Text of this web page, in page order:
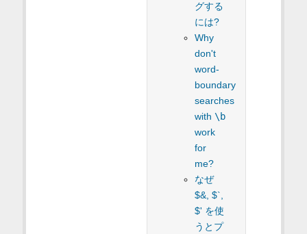
グする
には?
Why
don't
word-
boundary
searches
with \b
work
for
me?
なぜ
$&, $`,
$' を使
うとプ